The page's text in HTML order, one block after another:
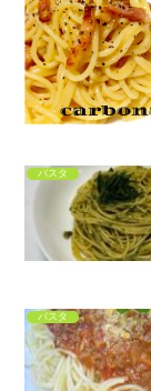
パスタ
パスタ